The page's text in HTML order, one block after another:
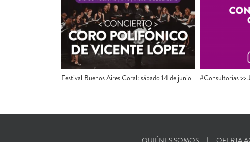
Festival Buenos Aires Coral: sábado 14 de junio #Consultorías